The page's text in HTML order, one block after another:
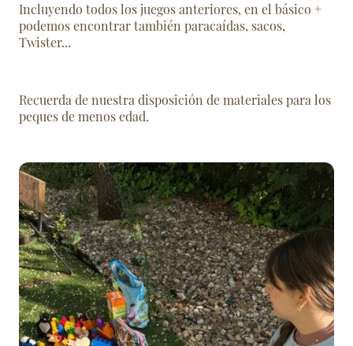
Incluyendo todos los juegos anteriores, en el básico +
podemos encontrar también paracaídas, sacos,
Twister...
Recuerda de nuestra disposición de materiales para los
peques de menos edad.